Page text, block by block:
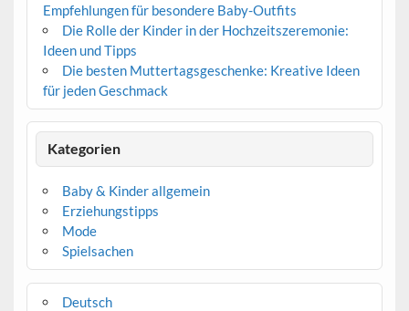
Empfehlungen für besondere Baby-Outfits
Die Rolle der Kinder in der Hochzeitszeremonie:
Ideen und Tipps
Die besten Muttertagsgeschenke: Kreative Ideen
für jeden Geschmack
Kategorien
Baby & Kinder allgemein
Erziehungstipps
Mode
Spielsachen
Deutsch